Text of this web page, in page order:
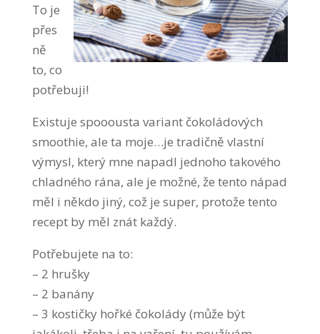
To je
přes
ně
to, co
potřebuji!
Existuje spooousta variant čokoládových
smoothie, ale ta moje…je tradičně vlastní
výmysl, který mne napadl jednoho takového
chladného rána, ale je možné, že tento nápad
měl i někdo jiný, což je super, protože tento
recept by měl znát každý.
Potřebujete na to:
– 2 hrušky
– 2 banány
– 3 kostičky hořké čokolády (může být